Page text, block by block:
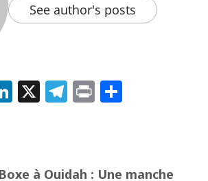
See author's posts
LinkedIn
X Telegram
Print
à Ouidah : Une manche